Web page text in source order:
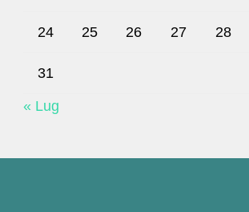
24 25 26 27 28
31
« Lug